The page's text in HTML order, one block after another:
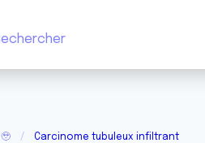
🥹 Carcinome tubuleux infiltrant